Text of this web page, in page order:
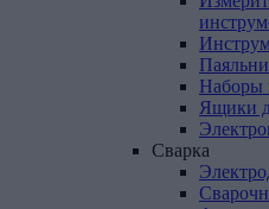
Наборы
Ящики
Сварка